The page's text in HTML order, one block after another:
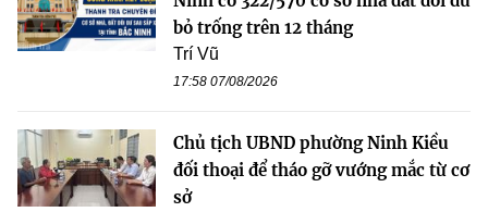
bỏ trống trên 12 tháng
Trí Vũ
17:58 07/08/2026
Chủ tịch UBND phường Ninh Kiều
đối thoại để tháo gỡ vướng mắc từ cơ
sở